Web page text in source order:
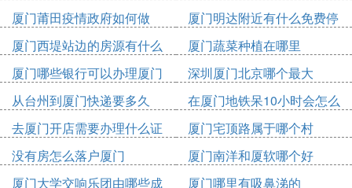
办理
场
厦门莆田疫情政府如何做
厦门明达附近有什么免费停
车位
厦门西堤站边的房源有什么
厦门蔬菜种植在哪里
厦门哪些银行可以办理厦门
市民卡
深圳厦门北京哪个最大
从台州到厦门快递要多久
在厦门地铁呆10小时会怎么
收费
去厦门开店需要办理什么证
件
厦门宅顶路属于哪个村
没有房怎么落户厦门
厦门南洋和厦软哪个好
厦门大学交响乐团由哪些成
厦门哪里有吸鼻涕的